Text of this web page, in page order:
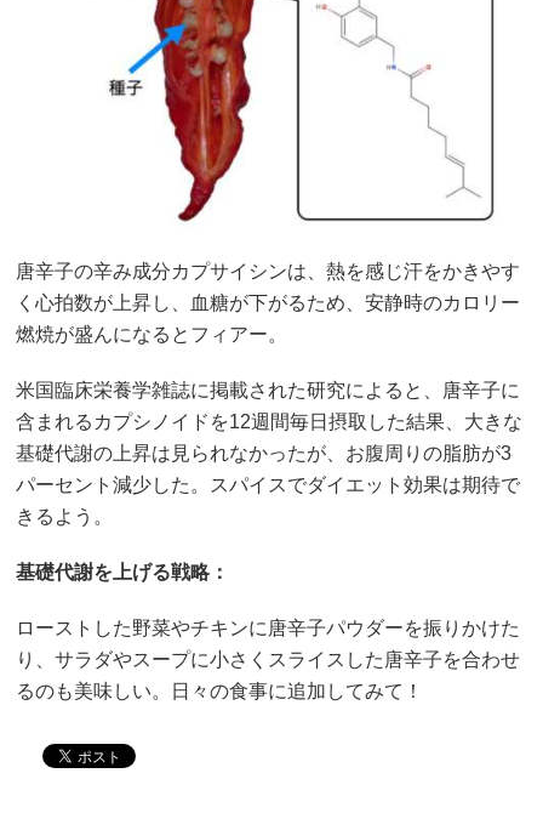
唐辛子の辛み成分カプサイシンは、熱を感じ汗をかきやす
く心拍数が上昇し、血糖が下がるため、安静時のカロリー
燃焼が盛んになるとフィアー。
米国臨床栄養学雑誌に掲載された研究によると、唐辛子に
含まれるカプシノイドを12週間毎日摂取した結果、大きな
基礎代謝の上昇は見られなかったが、お腹周りの脂肪が3
パーセント減少した。スパイスでダイエット効果は期待で
きるよう。
基礎代謝を上げる戦略：
ローストした野菜やチキンに唐辛子パウダーを振りかけた
り、サラダやスープに小さくスライスした唐辛子を合わせ
るのも美味しい。日々の食事に追加してみて！